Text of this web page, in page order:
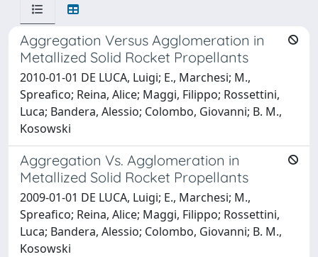
Aggregation Versus Agglomeration in
Metallized Solid Rocket Propellants
2010-01-01 DE LUCA, Luigi; E., Marchesi; M.,
Spreafico; Reina, Alice; Maggi, Filippo; Rossettini,
Luca; Bandera, Alessio; Colombo, Giovanni; B. M.,
Kosowski
Aggregation Vs. Agglomeration in
Metallized Solid Rocket Propellants
2009-01-01 DE LUCA, Luigi; E., Marchesi; M.,
Spreafico; Reina, Alice; Maggi, Filippo; Rossettini,
Luca; Bandera, Alessio; Colombo, Giovanni; B. M.,
Kosowski